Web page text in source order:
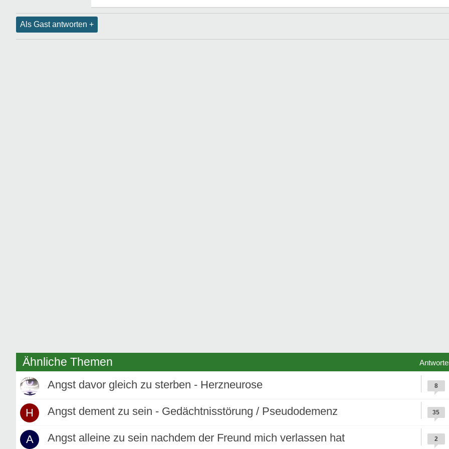
Als Gast antworten +
Ähnliche Themen
Angst davor gleich zu sterben - Herzneurose 8
H Angst dement zu sein - Gedächtnisstörung / Pseudodemenz 35
A Angst alleine zu sein nachdem der Freund mich verlassen hat 2